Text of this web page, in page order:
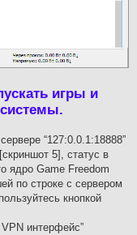
игры и
“127:0.0.1:18888”
5], статус в
ядро Game Freedom
по строке с сервером
кнопкой
VPN интерфейс”